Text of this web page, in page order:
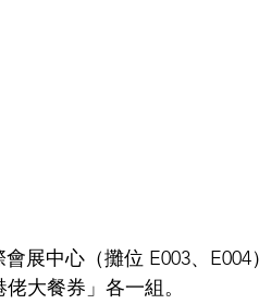
展中心（攤位 E003、E004
大餐券」各一組。